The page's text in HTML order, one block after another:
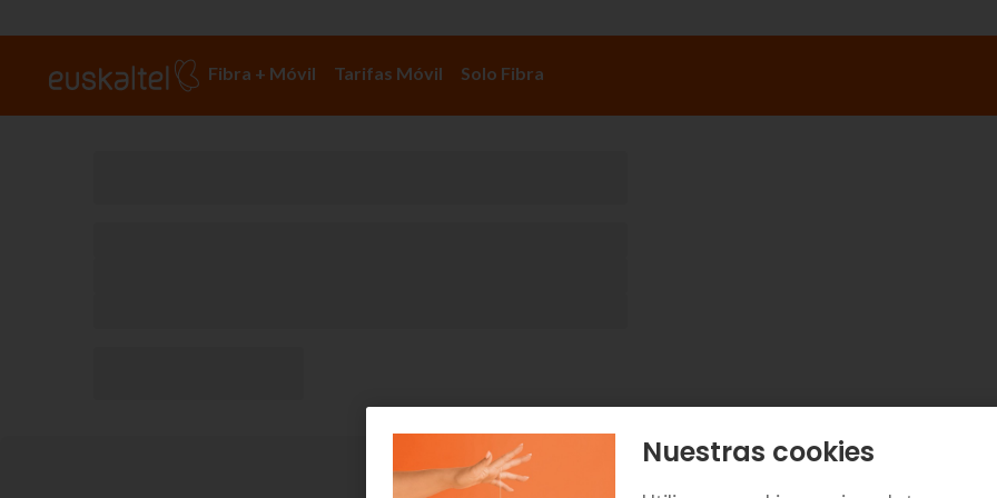
Fibra + Móvil Tarifas Móvil Solo Fibra
Nuestras cookies